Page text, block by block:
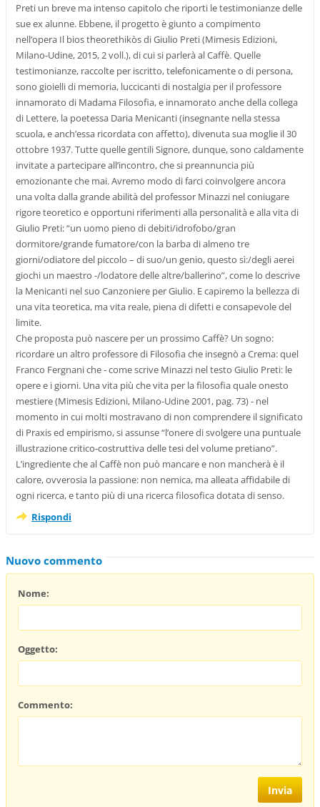
Preti un breve ma intenso capitolo che riporti le testimonianze delle
sue ex alunne. Ebbene, il progetto è giunto a compimento
nell’opera Il bios theorethikòs di Giulio Preti (Mimesis Edizioni,
Milano-Udine, 2015, 2 voll.), di cui si parlerà al Caffè. Quelle
testimonianze, raccolte per iscritto, telefonicamente o di persona,
sono gioielli di memoria, luccicanti di nostalgia per il professore
innamorato di Madama Filosofia, e innamorato anche della collega
di Lettere, la poetessa Daria Menicanti (insegnante nella stessa
scuola, e anch’essa ricordata con affetto), divenuta sua moglie il 30
ottobre 1937. Tutte quelle gentili Signore, dunque, sono caldamente
invitate a partecipare all’incontro, che si preannuncia più
emozionante che mai. Avremo modo di farci coinvolgere ancora
una volta dalla grande abilità del professor Minazzi nel coniugare
rigore teoretico e opportuni riferimenti alla personalità e alla vita di
Giulio Preti: “un uomo pieno di debiti/idrofobo/gran
dormitore/grande fumatore/con la barba di almeno tre
giorni/odiatore del piccolo – di suo/un genio, questo sì:/degli aerei
giochi un maestro -/lodatore delle altre/ballerino”, come lo descrive
la Menicanti nel suo Canzoniere per Giulio. E capiremo la bellezza di
una vita teoretica, ma vita reale, piena di difetti e consapevole del
limite.
Che proposta può nascere per un prossimo Caffè? Un sogno:
ricordare un altro professore di Filosofia che insegnò a Crema: quel
Franco Fergnani che - come scrive Minazzi nel testo Giulio Preti: le
opere e i giorni. Una vita più che vita per la filosofia quale onesto
mestiere (Mimesis Edizioni, Milano-Udine 2001, pag. 73) - nel
momento in cui molti mostravano di non comprendere il significato
di Praxis ed empirismo, si assunse “l’onere di svolgere una puntuale
illustrazione critico-costruttiva delle tesi del volume pretiano”.
L’ingrediente che al Caffè non può mancare e non mancherà è il
calore, ovverosia la passione: non nemica, ma alleata affidabile di
ogni ricerca, e tanto più di una ricerca filosofica dotata di senso.
Rispondi
Nuovo commento
Nome:
Oggetto:
Commento: